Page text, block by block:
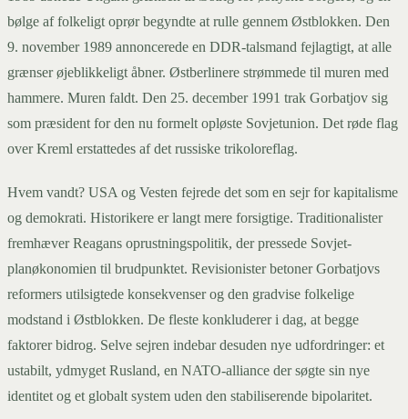
bølge af folkeligt oprør begyndte at rulle gennem Østblokken. Den
9. november 1989 annoncerede en DDR-talsmand fejlagtigt, at alle
grænser øjeblikkeligt åbner. Østberlinere strømmede til muren med
hammere. Muren faldt. Den 25. december 1991 trak Gorbatjov sig
som præsident for den nu formelt opløste Sovjetunion. Det røde flag
over Kreml erstattedes af det russiske trikoloreflag.
Hvem vandt? USA og Vesten fejrede det som en sejr for kapitalisme
og demokrati. Historikere er langt mere forsigtige. Traditionalister
fremhæver Reagans oprustningspolitik, der pressede Sovjet-
planøkonomien til brudpunktet. Revisionister betoner Gorbatjovs
reformers utilsigtede konsekvenser og den gradvise folkelige
modstand i Østblokken. De fleste konkluderer i dag, at begge
faktorer bidrog. Selve sejren indebar desuden nye udfordringer: et
ustabilt, ydmyget Rusland, en NATO-alliance der søgte sin nye
identitet og et globalt system uden den stabiliserende bipolaritet.